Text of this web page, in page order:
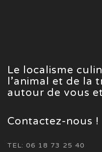
Le localisme
l’animal et de la
autour de vous
Contactez-nous !
TEL: 06 18 73 25 40